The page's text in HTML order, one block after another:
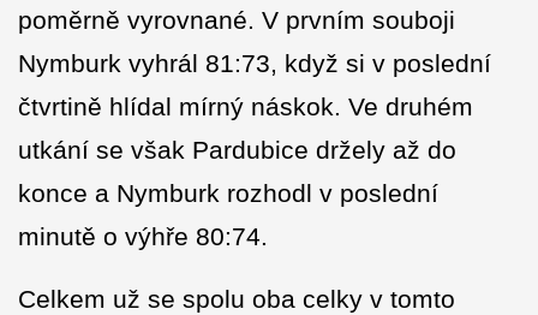
poměrně vyrovnané. V prvním souboji
Nymburk vyhrál 81:73, když si v poslední
čtvrtině hlídal mírný náskok. Ve druhém
utkání se však Pardubice držely až do
konce a Nymburk rozhodl v poslední
minutě o výhře 80:74.
Celkem už se spolu oba celky v tomto